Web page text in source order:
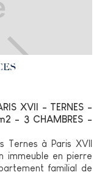
XVII - TERNES -
- 3 CHAMBRES -
à Paris XVII
immeuble en pierre
familial de